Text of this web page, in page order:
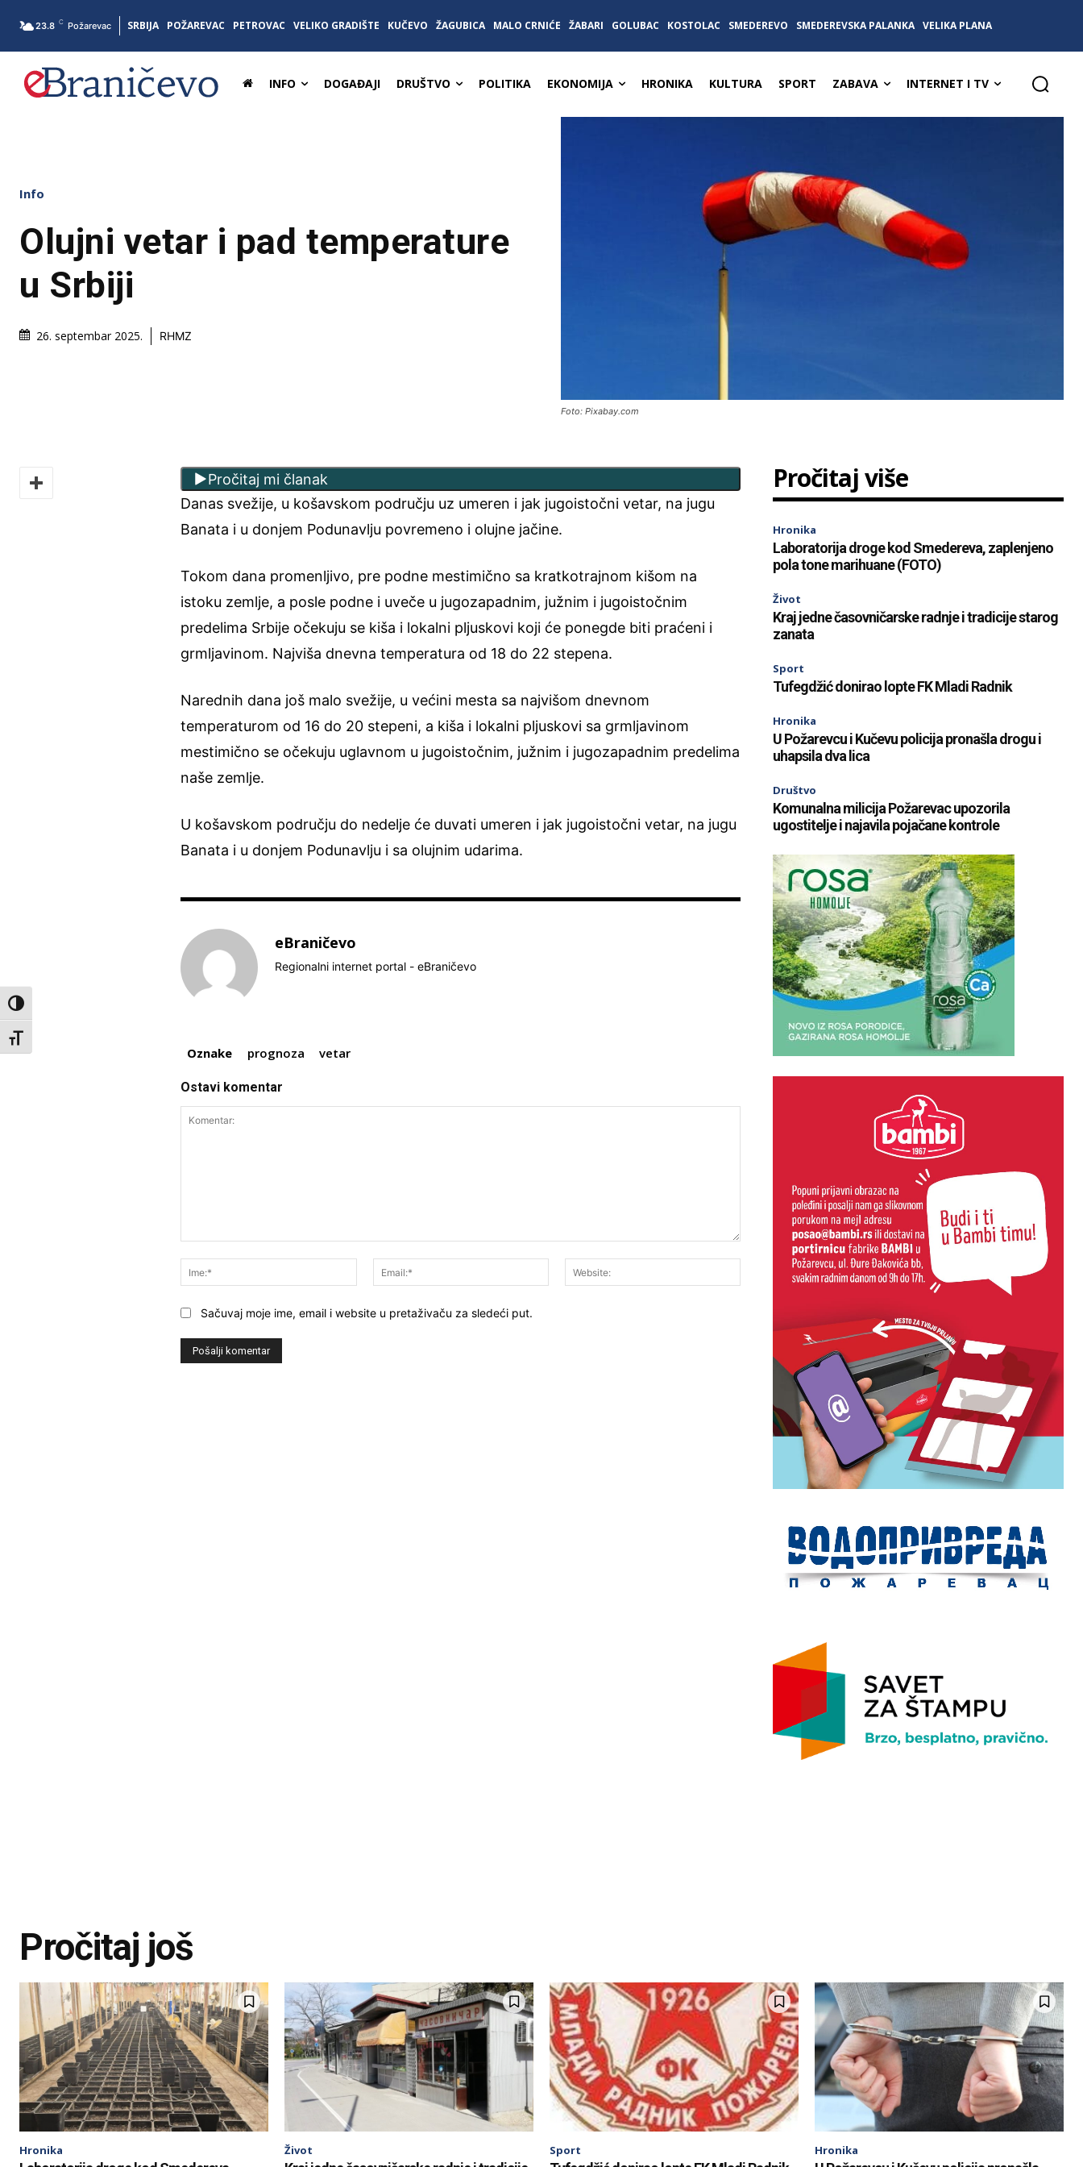
Toggle High Contrast
Toggle Font size
23.8 C Požarevac SRBIJA POŽAREVAC PETROVAC VELIKO GRADIŠTE KUČEVO ŽAGUBICA MALO CRNIĆE ŽABARI GOLUBAC KOSTOLAC SMEDEREVO SMEDEREVSKA PALANKA VELIKA PLANA
INFO DOGAĐAJI DRUŠTVO POLITIKA EKONOMIJA HRONIKA KULTURA SPORT ZABAVA INTERNET I TV
Info
Olujni vetar i pad temperature
u Srbiji
26. septembar 2025. RHMZ
Foto: Pixabay.com
Pročitaj mi članak
Danas svežije, u košavskom području uz umeren i jak jugoistočni vetar, na jugu
Banata i u donjem Podunavlju povremeno i olujne jačine.
Tokom dana promenljivo, pre podne mestimično sa kratkotrajnom kišom na
istoku zemlje, a posle podne i uveče u jugozapadnim, južnim i jugoistočnim
predelima Srbije očekuju se kiša i lokalni pljuskovi koji će ponegde biti praćeni i
grmljavinom. Najviša dnevna temperatura od 18 do 22 stepena.
Narednih dana još malo svežije, u većini mesta sa najvišom dnevnom
temperaturom od 16 do 20 stepeni, a kiša i lokalni pljuskovi sa grmljavinom
mestimično se očekuju uglavnom u jugoistočnim, južnim i jugozapadnim predelima
naše zemlje.
U košavskom području do nedelje će duvati umeren i jak jugoistočni vetar, na jugu
Banata i u donjem Podunavlju i sa olujnim udarima.
eBraničevo
Regionalni internet portal - eBraničevo
Oznake prognoza vetar
Ostavi komentar
Ime:*
Email:*
Sačuvaj moje ime, email i website u pretaživaču za sledeći put.
Pročitaj više
Hronika
Laboratorija droge kod Smedereva, zaplenjeno
pola tone marihuane (FOTO)
Život
Kraj jedne časovničarske radnje i tradicije starog
zanata
Sport
Tufegdžić donirao lopte FK Mladi Radnik
Hronika
U Požarevcu i Kučevu policija pronašla drogu i
uhapsila dva lica
Društvo
Komunalna milicija Požarevac upozorila
ugostitelje i najavila pojačane kontrole
Pročitaj još
Hronika Život Sport Hronika